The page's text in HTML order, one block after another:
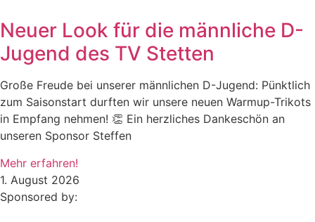
Neuer Look für die männliche D-
Jugend des TV Stetten
Große Freude bei unserer männlichen D-Jugend: Pünktlich
zum Saisonstart durften wir unsere neuen Warmup-Trikots
in Empfang nehmen! 👏 Ein herzliches Dankeschön an
unseren Sponsor Steffen
Mehr erfahren!
1. August 2026
Sponsored by: